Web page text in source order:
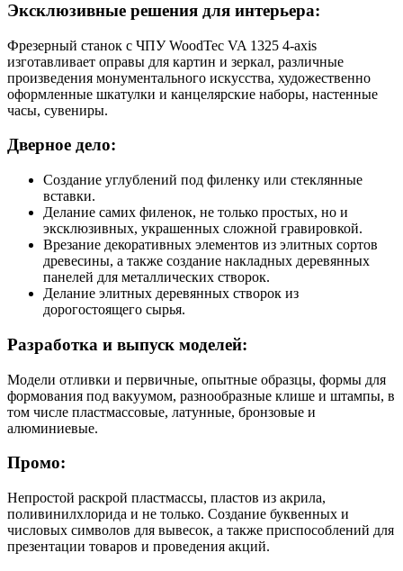
Эксклюзивные решения для интерьера:
Фрезерный станок с ЧПУ WoodTec VA 1325 4-axis
изготавливает оправы для картин и зеркал, различные
произведения монументального искусства, художественно
оформленные шкатулки и канцелярские наборы, настенные
часы, сувениры.
Дверное дело:
Создание углублений под филенку или стеклянные
вставки.
Делание самих филенок, не только простых, но и
эксклюзивных, украшенных сложной гравировкой.
Врезание декоративных элементов из элитных сортов
древесины, а также создание накладных деревянных
панелей для металлических створок.
Делание элитных деревянных створок из
дорогостоящего сырья.
Разработка и выпуск моделей:
Модели отливки и первичные, опытные образцы, формы для
формования под вакуумом, разнообразные клише и штампы, в
том числе пластмассовые, латунные, бронзовые и
алюминиевые.
Промо:
Непростой раскрой пластмассы, пластов из акрила,
поливинилхлорида и не только. Создание буквенных и
числовых символов для вывесок, а также приспособлений для
презентации товаров и проведения акций.